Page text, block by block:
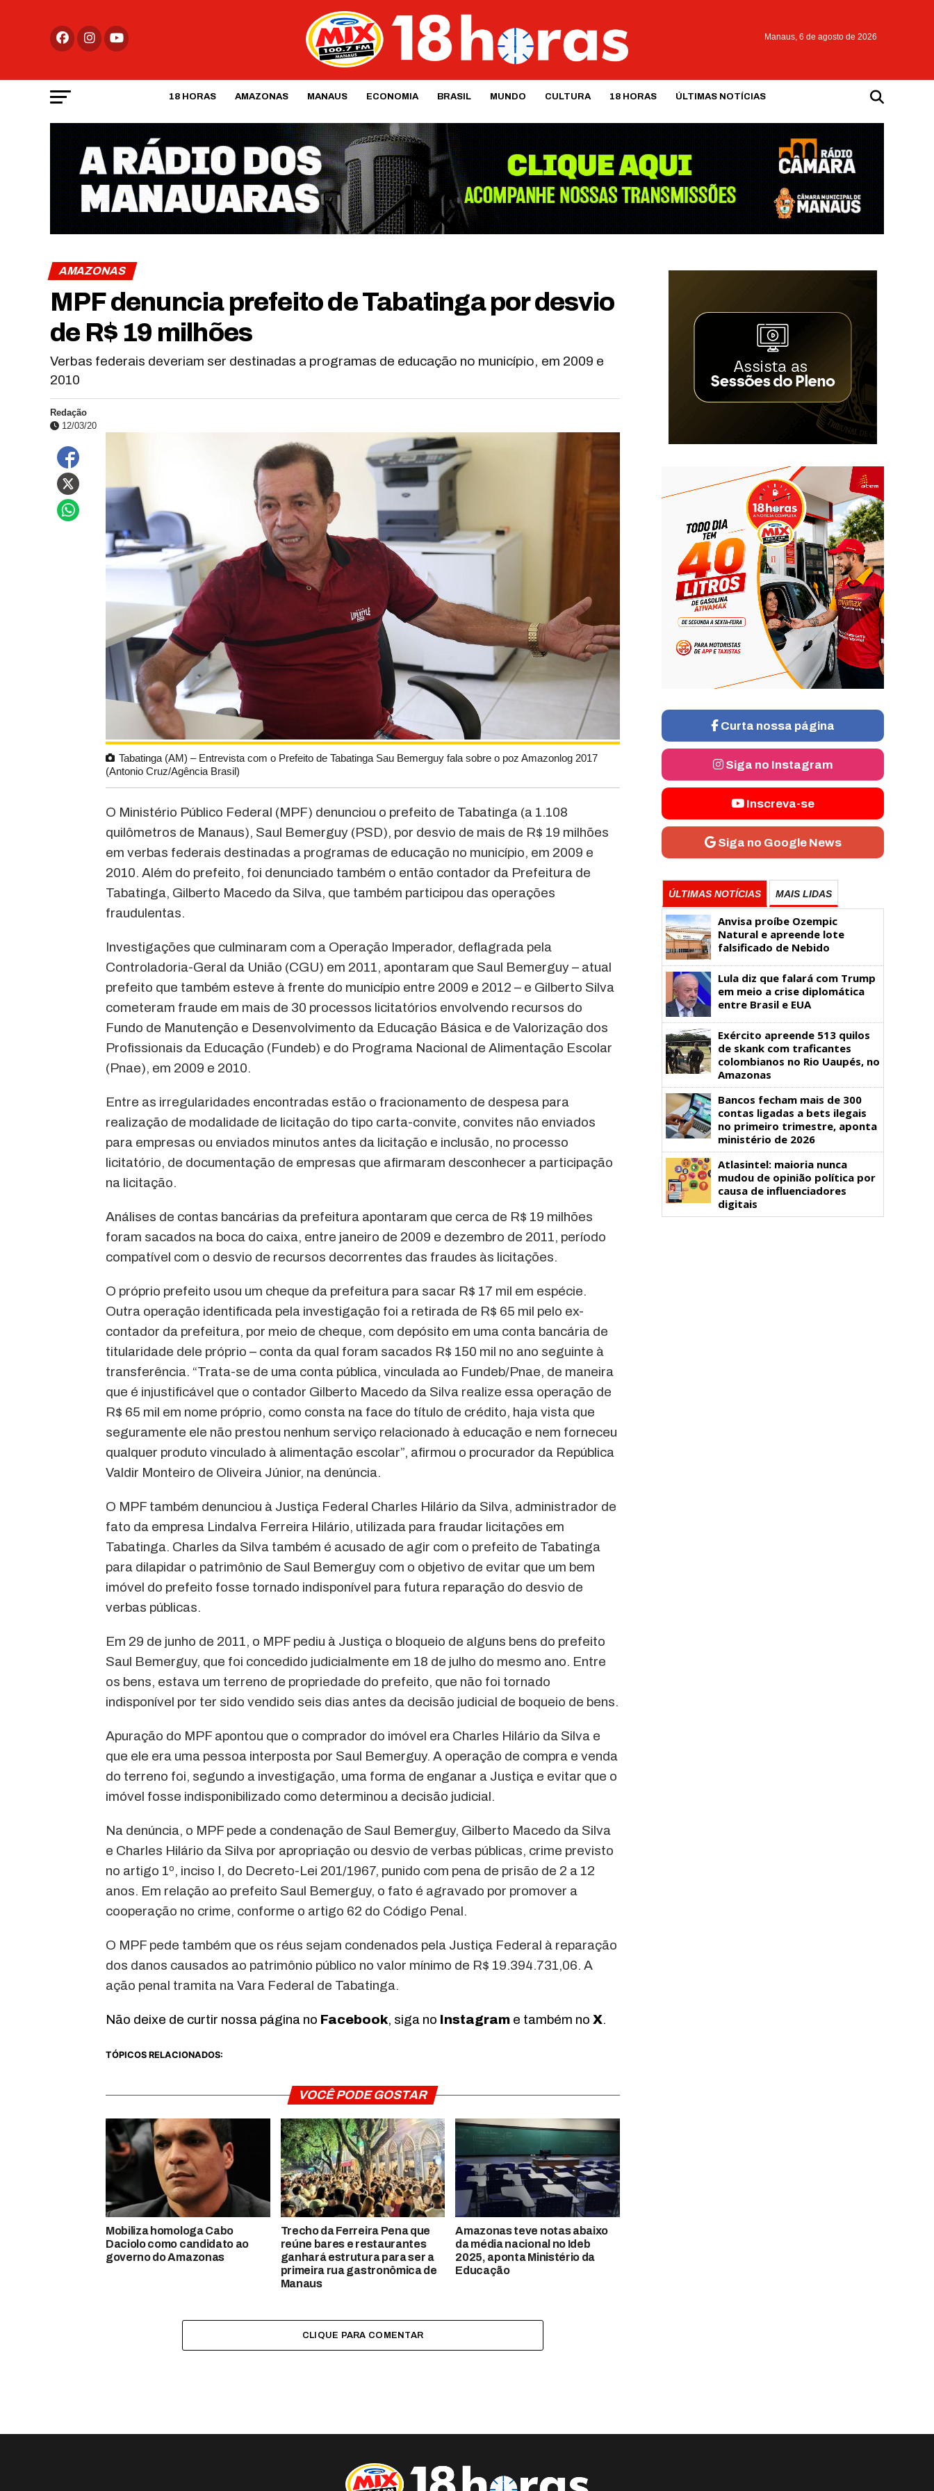
Manaus, 6 de agosto de 2026
18 HORAS AMAZONAS MANAUS ECONOMIA BRASIL MUNDO CULTURA 18 HORAS ÚLTIMAS NOTÍCIAS
AMAZONAS
MPF denuncia prefeito de Tabatinga por desvio
de R$ 19 milhões
Verbas federais deveriam ser destinadas a programas de educação no município, em 2009 e
2010
Redação
12/03/20
Tabatinga (AM) – Entrevista com o Prefeito de Tabatinga Sau Bemerguy fala sobre o poz Amazonlog 2017
(Antonio Cruz/Agência Brasil)
O Ministério Público Federal (MPF) denunciou o prefeito de Tabatinga (a 1.108
quilômetros de Manaus), Saul Bemerguy (PSD), por desvio de mais de R$ 19 milhões
em verbas federais destinadas a programas de educação no município, em 2009 e
2010. Além do prefeito, foi denunciado também o então contador da Prefeitura de
Tabatinga, Gilberto Macedo da Silva, que também participou das operações
fraudulentas.
Investigações que culminaram com a Operação Imperador, deflagrada pela
Controladoria-Geral da União (CGU) em 2011, apontaram que Saul Bemerguy – atual
prefeito que também esteve à frente do município entre 2009 e 2012 – e Gilberto Silva
cometeram fraude em mais de 30 processos licitatórios envolvendo recursos do
Fundo de Manutenção e Desenvolvimento da Educação Básica e de Valorização dos
Profissionais da Educação (Fundeb) e do Programa Nacional de Alimentação Escolar
(Pnae), em 2009 e 2010.
Entre as irregularidades encontradas estão o fracionamento de despesa para
realização de modalidade de licitação do tipo carta-convite, convites não enviados
para empresas ou enviados minutos antes da licitação e inclusão, no processo
licitatório, de documentação de empresas que afirmaram desconhecer a participação
na licitação.
Análises de contas bancárias da prefeitura apontaram que cerca de R$ 19 milhões
foram sacados na boca do caixa, entre janeiro de 2009 e dezembro de 2011, período
compatível com o desvio de recursos decorrentes das fraudes às licitações.
O próprio prefeito usou um cheque da prefeitura para sacar R$ 17 mil em espécie.
Outra operação identificada pela investigação foi a retirada de R$ 65 mil pelo ex-
contador da prefeitura, por meio de cheque, com depósito em uma conta bancária de
titularidade dele próprio – conta da qual foram sacados R$ 150 mil no ano seguinte à
transferência. “Trata-se de uma conta pública, vinculada ao Fundeb/Pnae, de maneira
que é injustificável que o contador Gilberto Macedo da Silva realize essa operação de
R$ 65 mil em nome próprio, como consta na face do título de crédito, haja vista que
seguramente ele não prestou nenhum serviço relacionado à educação e nem forneceu
qualquer produto vinculado à alimentação escolar”, afirmou o procurador da República
Valdir Monteiro de Oliveira Júnior, na denúncia.
O MPF também denunciou à Justiça Federal Charles Hilário da Silva, administrador de
fato da empresa Lindalva Ferreira Hilário, utilizada para fraudar licitações em
Tabatinga. Charles da Silva também é acusado de agir com o prefeito de Tabatinga
para dilapidar o patrimônio de Saul Bemerguy com o objetivo de evitar que um bem
imóvel do prefeito fosse tornado indisponível para futura reparação do desvio de
verbas públicas.
Em 29 de junho de 2011, o MPF pediu à Justiça o bloqueio de alguns bens do prefeito
Saul Bemerguy, que foi concedido judicialmente em 18 de julho do mesmo ano. Entre
os bens, estava um terreno de propriedade do prefeito, que não foi tornado
indisponível por ter sido vendido seis dias antes da decisão judicial de boqueio de bens.
Apuração do MPF apontou que o comprador do imóvel era Charles Hilário da Silva e
que ele era uma pessoa interposta por Saul Bemerguy. A operação de compra e venda
do terreno foi, segundo a investigação, uma forma de enganar a Justiça e evitar que o
imóvel fosse indisponibilizado como determinou a decisão judicial.
Na denúncia, o MPF pede a condenação de Saul Bemerguy, Gilberto Macedo da Silva
e Charles Hilário da Silva por apropriação ou desvio de verbas públicas, crime previsto
no artigo 1º, inciso I, do Decreto-Lei 201/1967, punido com pena de prisão de 2 a 12
anos. Em relação ao prefeito Saul Bemerguy, o fato é agravado por promover a
cooperação no crime, conforme o artigo 62 do Código Penal.
O MPF pede também que os réus sejam condenados pela Justiça Federal à reparação
dos danos causados ao patrimônio público no valor mínimo de R$ 19.394.731,06. A
ação penal tramita na Vara Federal de Tabatinga.
Não deixe de curtir nossa página no Facebook, siga no Instagram e também no X.
TÓPICOS RELACIONADOS:
VOCÊ PODE GOSTAR
Mobiliza homologa Cabo
Daciolo como candidato ao
governo do Amazonas
Trecho da Ferreira Pena que
reúne bares e restaurantes
ganhará estrutura para ser a
primeira rua gastronômica de
Manaus
Amazonas teve notas abaixo
da média nacional no Ideb
2025, aponta Ministério da
Educação
CLIQUE PARA COMENTAR
Curta nossa página
Siga no Instagram
Inscreva-se
Siga no Google News
ÚLTIMAS NOTÍCIAS MAIS LIDAS
Anvisa proíbe Ozempic
Natural e apreende lote
falsificado de Nebido
Lula diz que falará com Trump
em meio a crise diplomática
entre Brasil e EUA
Exército apreende 513 quilos
de skank com traficantes
colombianos no Rio Uaupés, no
Amazonas
Bancos fecham mais de 300
contas ligadas a bets ilegais
no primeiro trimestre, aponta
ministério de 2026
Atlasintel: maioria nunca
mudou de opinião política por
causa de influenciadores
digitais